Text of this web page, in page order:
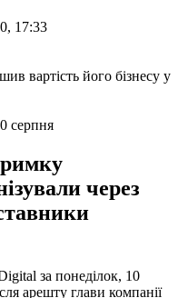
17:33
серпня
через
за понеділок, 10
арешту глави компанії